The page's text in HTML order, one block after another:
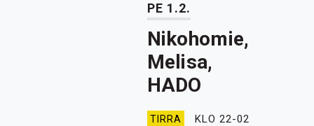
PE 1.2.
Nikohomie,
Melisa,
HADO
TIRRA
KLO 22-02